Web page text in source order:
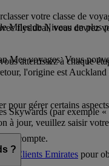
votre classe de
Miles de Niveau en plus
flydubai, vous devrez
Mes voyages. Vous
Skywards (par exemple
à jour, veuillez saisir
Clients Emirates pour
atterrissez à chaque
l'origine est Auckland
pour gérer certains
compte.
?